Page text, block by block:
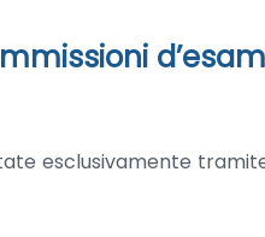
esclusivamente